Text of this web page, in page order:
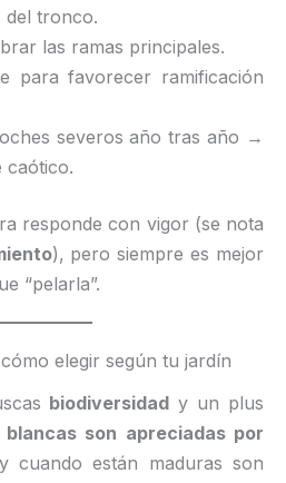
del tronco.
las ramas principales.
para favorecer ramificación
severos año tras año →
caótico.
responde con vigor (se nota
), pero siempre es mejor
“pelarla”.
elegir según tu jardín
biodiversidad y un plus
blancas son apreciadas por
cuando están maduras son